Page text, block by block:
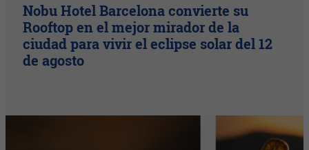
Nobu Hotel Barcelona convierte su
Rooftop en el mejor mirador de la
ciudad para vivir el eclipse solar del 12
de agosto